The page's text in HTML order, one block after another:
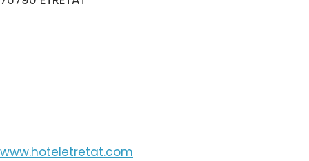
www.hoteletretat.com